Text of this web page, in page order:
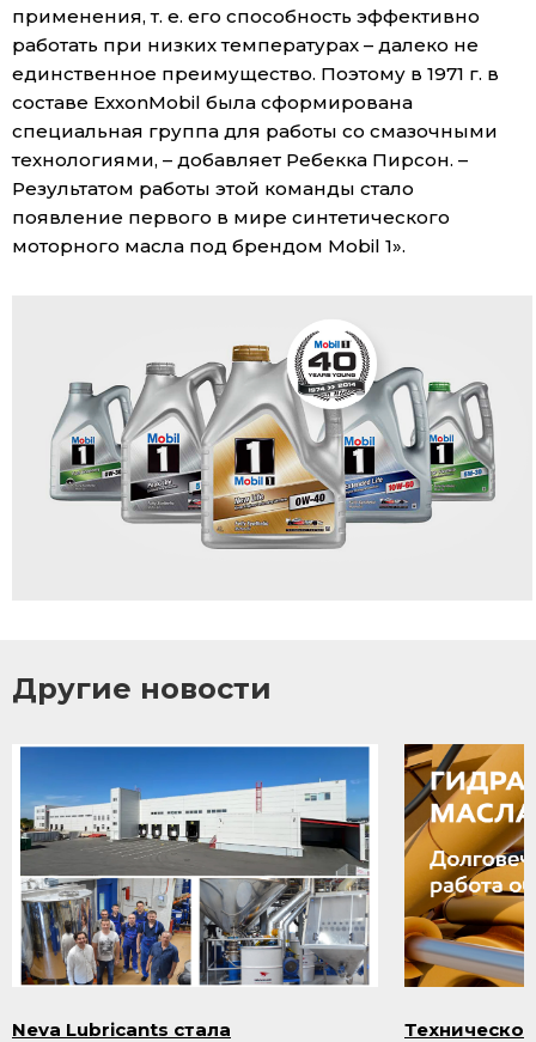
применения, т. е. его способность эффективно
работать при низких температурах – далеко не
единственное преимущество. Поэтому в 1971 г. в
составе ExxonMobil была сформирована
специальная группа для работы со смазочными
технологиями, – добавляет Ребекка Пирсон. –
Результатом работы этой команды стало
появление первого в мире синтетического
моторного масла под брендом Mobil 1».
Другие новости
Neva Lubricants стала